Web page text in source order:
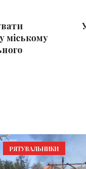
міському
РЯТУВАЛЬНИКИ